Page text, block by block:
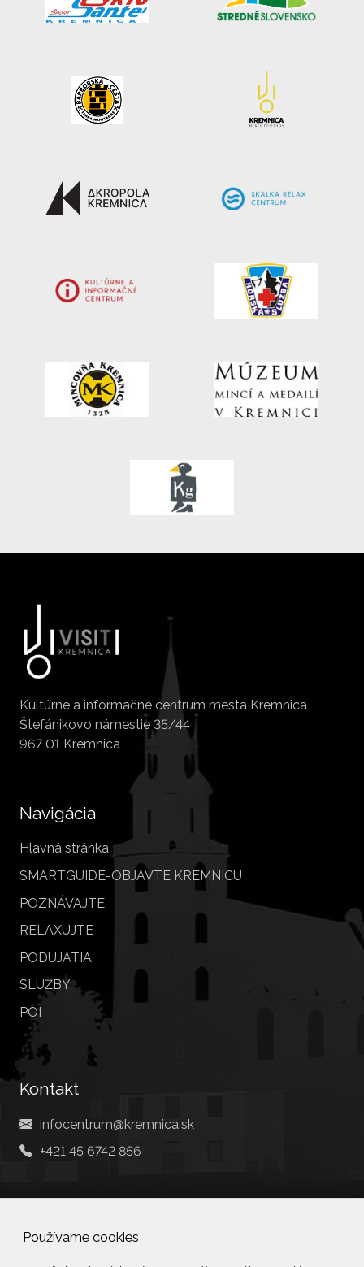
Používame cookies
Kultúrne a informačné centrum mesta Kremnica
Štefánikovo námestie 35/44
967 01 Kremnica
Navigácia
Hlavná stránka
SMARTGUIDE-OBJAVTE KREMNICU
POZNÁVAJTE
RELAXUJTE
PODUJATIA
SLUŽBY
POI
Kontakt
infocentrum@kremnica.sk
+421 45 6742 856
Social
Facebook